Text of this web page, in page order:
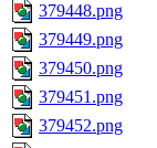
379448.png
379449.png
379450.png
379451.png
379452.png